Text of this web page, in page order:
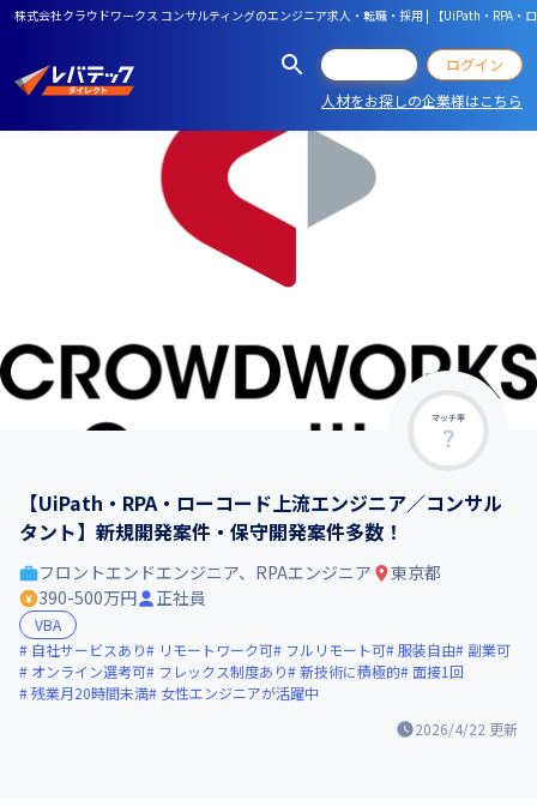
株式会社クラウドワークス コンサルティングのエンジニア求人・転職・採用 | 【UiPath・RPA
ログイン
人材をお探しの企業様はこちら
マッチ率
【UiPath・RPA・ローコード上流エンジニア／コンサル
タント】新規開発案件・保守開発案件多数！
2026/4/22 更新
フロントエンドエンジニア、RPAエンジニア
東京都
390-500万円
正社員
VBA
自社サービスあり
リモートワーク可 フルリモート可 服装自由
副業可
オンライン選考可
フレックス制度あり 新技術に積極的
面接1回
残業月20時間未満
女性エンジニアが活躍中